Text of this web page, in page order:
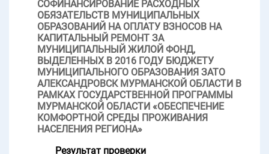
СОФИНАНСИРОВАНИЕ РАСХОДНЫХ
ОБЯЗАТЕЛЬСТВ МУНИЦИПАЛЬНЫХ
ОБРАЗОВАНИЙ НА ОПЛАТУ ВЗНОСОВ НА
КАПИТАЛЬНЫЙ РЕМОНТ ЗА
МУНИЦИПАЛЬНЫЙ ЖИЛОЙ ФОНД,
ВЫДЕЛЕННЫХ В 2016 ГОДУ БЮДЖЕТУ
МУНИЦИПАЛЬНОГО ОБРАЗОВАНИЯ ЗАТО
АЛЕКСАНДРОВСК МУРМАНСКОЙ ОБЛАСТИ В
РАМКАХ ГОСУДАРСТВЕННОЙ ПРОГРАММЫ
МУРМАНСКОЙ ОБЛАСТИ «ОБЕСПЕЧЕНИЕ
КОМФОРТНОЙ СРЕДЫ ПРОЖИВАНИЯ
НАСЕЛЕНИЯ РЕГИОНА»
Результат проверки